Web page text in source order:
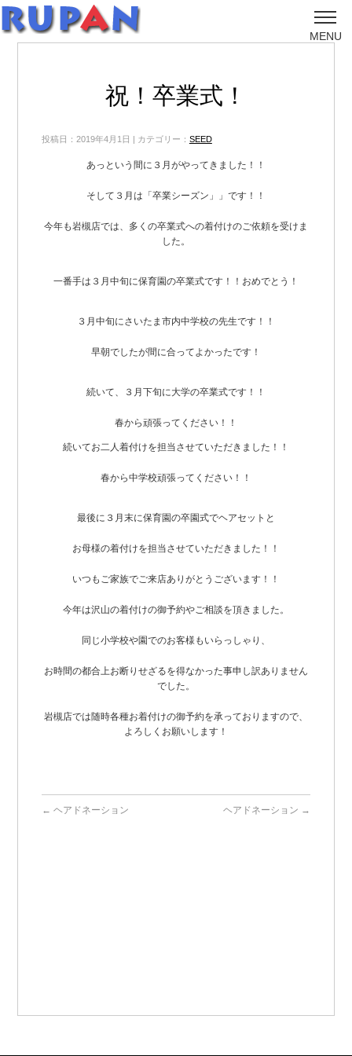
MENU
祝！卒業式！
投稿日：2019年4月1日 | カテゴリー： SEED
あっという間に３月がやってきました！！
そして３月は「卒業シーズン」」です！！
今年も岩槻店では、多くの卒業式への着付けのご依頼を受けま
した。
一番手は３月中旬に保育園の卒業式です！！おめでとう！
３月中旬にさいたま市内中学校の先生です！！
早朝でしたが間に合ってよかったです！
続いて、３月下旬に大学の卒業式です！！
春から頑張ってください！！
続いてお二人着付けを担当させていただきました！！
春から中学校頑張ってください！！
最後に３月末に保育園の卒園式でヘアセットと
お母様の着付けを担当させていただきました！！
いつもご家族でご来店ありがとうございます！！
今年は沢山の着付けの御予約やご相談を頂きました。
同じ小学校や園でのお客様もいらっしゃり、
お時間の都合上お断りせざるを得なかった事申し訳ありません
でした。
岩槻店では随時各種お着付けの御予約を承っておりますので、
よろしくお願いします！
← ヘアドネーション ヘアドネーション →